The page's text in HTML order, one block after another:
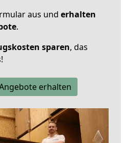
aus und erhalten
.
sparen, das
erhalten